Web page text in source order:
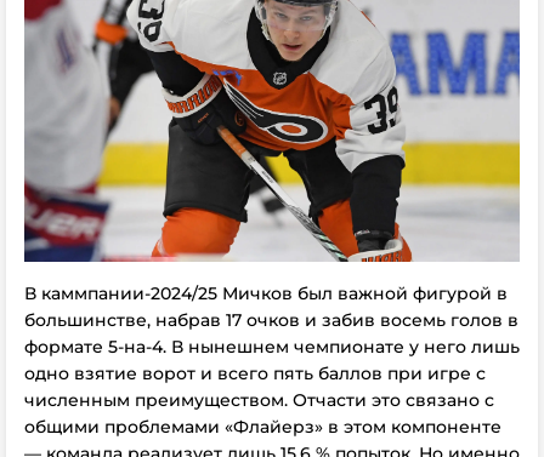
В каммпании-2024/25 Мичков был важной фигурой в
большинстве, набрав 17 очков и забив восемь голов в
формате 5-на-4. В нынешнем чемпионате у него лишь
одно взятие ворот и всего пять баллов при игре с
численным преимуществом. Отчасти это связано с
общими проблемами «Флайерз» в этом компоненте